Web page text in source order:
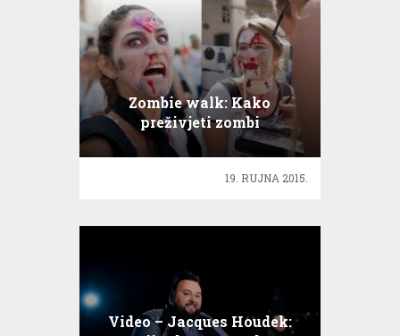
Zombie walk: Kako
preživjeti zombi
apokalipsu!
19. RUJNA 2015.
Video – Jacques Houdek: